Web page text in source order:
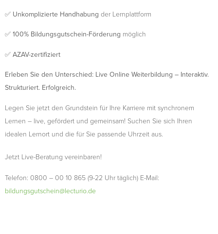
✅ Unkomplizierte Handhabung der Lernplattform
✅ 100% Bildungsgutschein-Förderung möglich
✅ AZAV-zertifiziert
Erleben Sie den Unterschied: Live Online Weiterbildung – Interaktiv.
Strukturiert. Erfolgreich.
Legen Sie jetzt den Grundstein für Ihre Karriere mit synchronem
Lernen – live, gefördert und gemeinsam! Suchen Sie sich Ihren
idealen Lernort und die für Sie passende Uhrzeit aus.
Jetzt Live-Beratung vereinbaren!
Telefon: 0800 – 00 10 865 (9-22 Uhr täglich) E-Mail:
bildungsgutschein@lecturio.de